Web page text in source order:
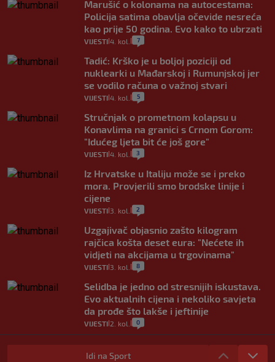
Marušić o kolonama na autocestama:
Policija satima obavlja očevide nesreća
kao prije 50 godina. Evo kako to ubrzati
VIJESTI 4. kol. 7
Tadić: Krško je u boljoj poziciji od
nuklearki u Mađarskoj i Rumunjskoj jer
se vodilo računa o važnoj stvari
VIJESTI 4. kol. 5
Stručnjak o prometnom kolapsu u
Konavlima na granici s Crnom Gorom:
"Idućeg ljeta bit će još gore"
VIJESTI 4. kol. 3
Iz Hrvatske u Italiju može se i preko
mora. Provjerili smo brodske linije i
cijene
VIJESTI 3. kol. 2
Uzgajivač objasnio zašto kilogram
rajčica košta deset eura: "Nećete ih
vidjeti na akcijama u trgovinama"
VIJESTI 3. kol. 8
Selidba je jedno od stresnijih iskustava.
Evo aktualnih cijena i nekoliko savjeta
da prođe što lakše i jeftinije
VIJESTI 2. kol. 0
Izračunali smo koliko košta putovanje
automobilom na Hvar iz Zagreba, a
Idi na Sport